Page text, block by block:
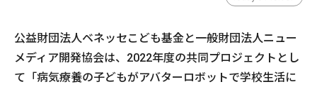
公益財団法人ベネッセこども基金と一般財団法人ニュー
メディア開発協会は、2022年度の共同プロジェクトとし
て「病気療養の子どもがアバターロボットで学校生活に